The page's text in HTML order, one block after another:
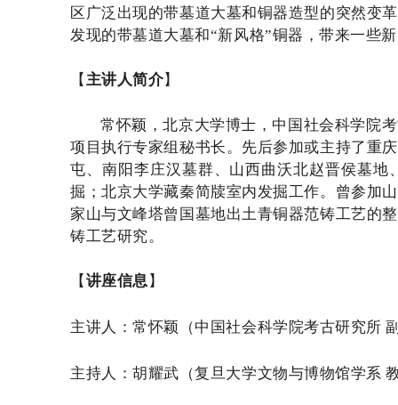
区广泛出现的带墓道大墓和铜器造型的突然变
发现的带墓道大墓和“新风格”铜器，带来一些
【 主讲人简介】
常怀颖，北京大学博士，中国社会科学院
项目执行专家组秘书长。先后参加或主持了重
屯、南阳李庄汉墓群、山西曲沃北赵晋侯墓
掘；北京大学藏秦简牍室内发掘工作。曾参加
家山与文峰塔曾国墓地出土青铜器范铸工艺的
铸工艺研究。
【 讲座信息 】
主讲人：常怀颖 （中国社会科学院考古研究所
主持人：胡耀武（复旦大学文物与博物馆学系